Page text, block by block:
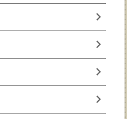
chevron_right
chevron_right
chevron_right
chevron_right